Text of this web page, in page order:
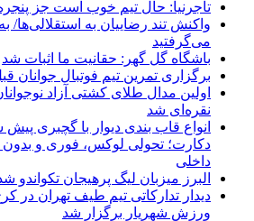
تاجرنیا: حال تیم خوب است جز
واکنش تند رضاییان به استقلالی‌ها/
می‌گرفتید
باشگاه گل گهر: حقانیت ما اثبات شد
برگزاری تمرین تیم فوتبال جوانان
اولین مدال طلای کشتی آزاد
نقره‌ای شد
انواع قاب بندی دیوار با گچبری پیش
دکارت؛ تحولی لوکس، فوری و بدون
داخلی
البرز میزبان لیگ پرهیجان تکواندو
دیدار تدارکاتی تیم طیف تهران در
ورزش شهریار برگزار شد